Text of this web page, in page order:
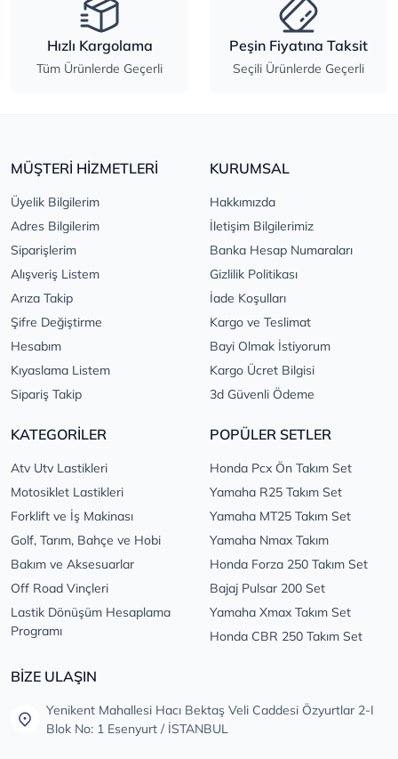
Hızlı Kargolama
Tüm Ürünlerde Geçerli
Peşin Fiyatına Taksit
Seçili Ürünlerde Geçerli
MÜŞTERİ HİZMETLERİ
Üyelik Bilgilerim
Adres Bilgilerim
Siparişlerim
Alışveriş Listem
Arıza Takip
Şifre Değiştirme
Hesabım
Kıyaslama Listem
Sipariş Takip
KURUMSAL
Hakkımızda
İletişim Bilgilerimiz
Banka Hesap Numaraları
Gizlilik Politikası
İade Koşulları
Kargo ve Teslimat
Bayi Olmak İstiyorum
Kargo Ücret Bilgisi
3d Güvenli Ödeme
KATEGORİLER
Atv Utv Lastikleri
Motosiklet Lastikleri
Forklift ve İş Makinası
Golf, Tarım, Bahçe ve Hobi
Bakım ve Aksesuarlar
Off Road Vinçleri
Lastik Dönüşüm Hesaplama
Programı
POPÜLER SETLER
Honda Pcx Ön Takım Set
Yamaha R25 Takım Set
Yamaha MT25 Takım Set
Yamaha Nmax Takım
Honda Forza 250 Takım Set
Bajaj Pulsar 200 Set
Yamaha Xmax Takım Set
Honda CBR 250 Takım Set
BİZE ULAŞIN
Yenikent Mahallesi Hacı Bektaş Veli Caddesi Özyurtlar 2-I
Blok No: 1 Esenyurt / İSTANBUL